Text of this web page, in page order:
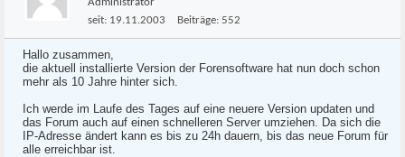
seit: 19.11.2003 Beiträge: 552
Hallo zusammen,
die aktuell installierte Version der Forensoftware hat nun doch schon
mehr als 10 Jahre hinter sich.
Ich werde im Laufe des Tages auf eine neuere Version updaten und
das Forum auch auf einen schnelleren Server umziehen. Da sich die
IP-Adresse ändert kann es bis zu 24h dauern, bis das neue Forum für
alle erreichbar ist.